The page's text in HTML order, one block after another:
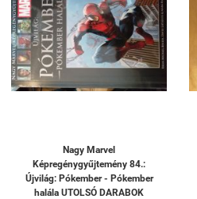
Nagy Marvel
Képregénygyűjtemény 84.:
Újvilág: Pókember - Pókember
halála UTOLSÓ DARABOK